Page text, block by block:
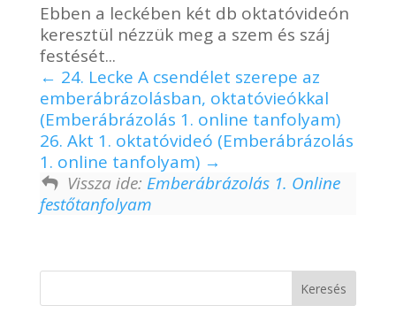
Ebben a leckében két db oktatóvideón
keresztül nézzük meg a szem és száj
festését...
24. Lecke A csendélet szerepe az
emberábrázolásban, oktatóvieókkal
(Emberábrázolás 1. online tanfolyam)
26. Akt 1. oktatóvideó (Emberábrázolás
1. online tanfolyam)
Vissza ide: Emberábrázolás 1. Online
festőtanfolyam